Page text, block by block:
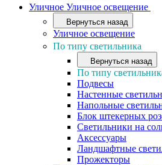
Уличное Уличное освещение
Вернуться назад
Уличное освещение
По типу светильника
Вернуться назад
По типу
Подвесы
Настенные
Напольные
Блок штекерных
Светильники на
Аксессуары
Ландшафтные
Прожекторы